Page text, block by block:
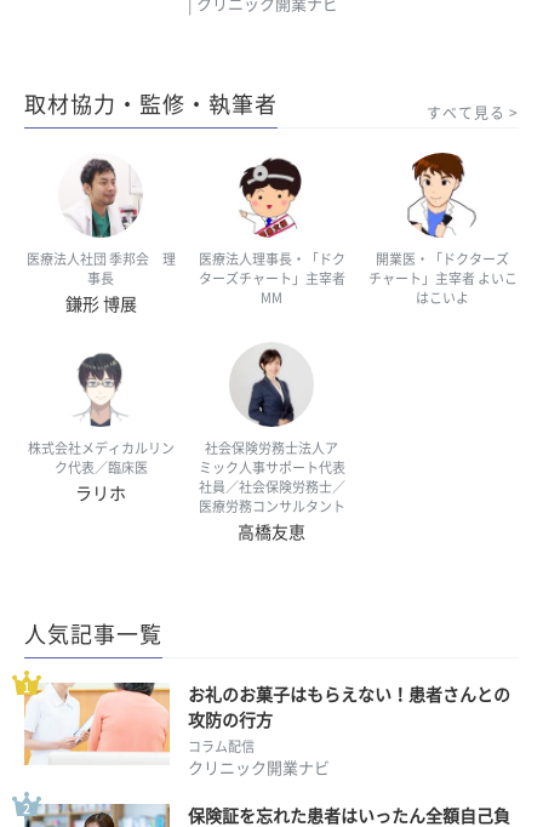
| クリニック開業ナビ
取材協力・監修・執筆者 すべて見る
医療法人社団 季邦会 理
事長
鎌形 博展
医療法人理事長・「ドク
ターズチャート」主宰者
MM
開業医・「ドクターズ
チャート」主宰者 よいこ
はこいよ
株式会社メディカルリン
ク代表／臨床医
ラリホ
社会保険労務士法人ア
ミック人事サポート代表
社員／社会保険労務士／
医療労務コンサルタント
高橋友恵
人気記事一覧
お礼のお菓子はもらえない！患者さんとの
攻防の行方
コラム配信
クリニック開業ナビ
保険証を忘れた患者はいったん全額自己負